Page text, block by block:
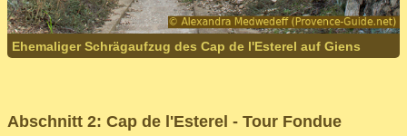
Ehemaliger Schrägaufzug des Cap de l'Esterel auf Giens
Abschnitt 2: Cap de l'Esterel - Tour Fondue